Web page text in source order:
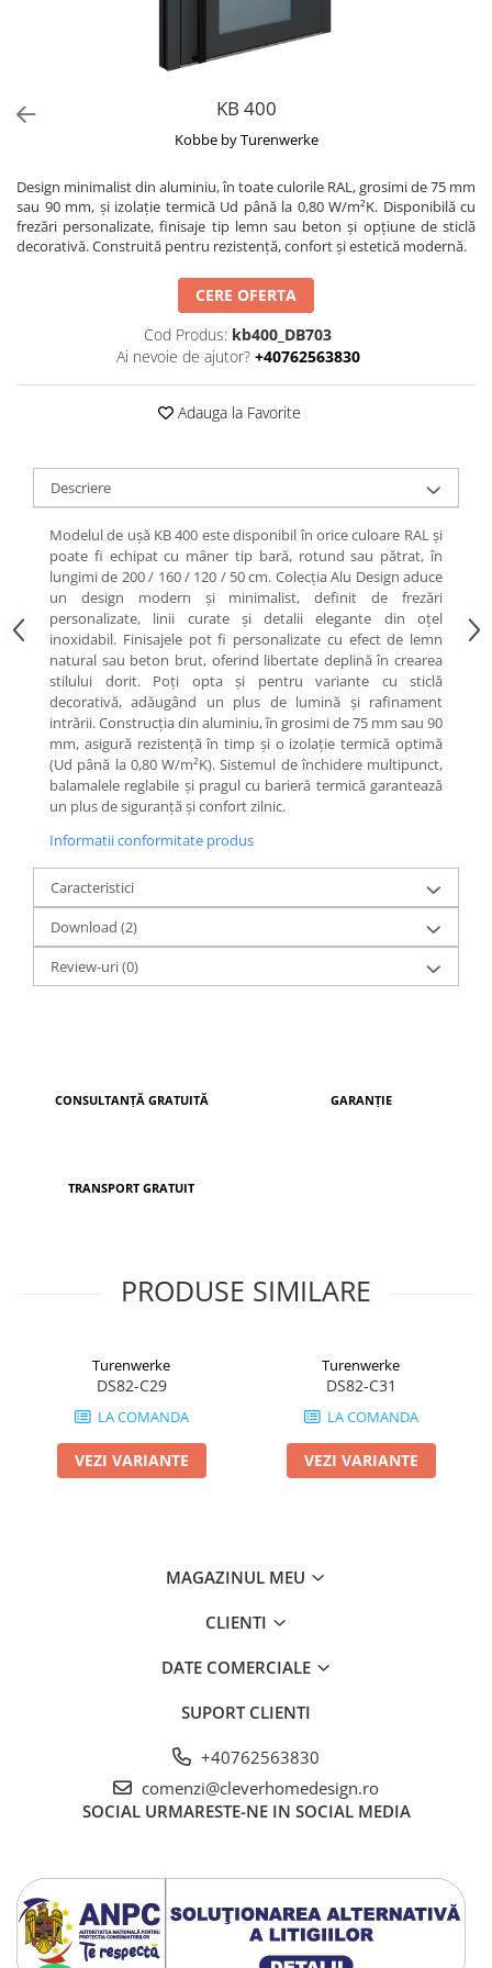
KB 400
Kobbe by Turenwerke
Design minimalist din aluminiu, în toate culorile RAL, grosimi de 75 mm
sau 90 mm, și izolație termică Ud până la 0,80 W/m²K. Disponibilă cu
frezări personalizate, finisaje tip lemn sau beton și opțiune de sticlă
decorativă. Construită pentru rezistență, confort și estetică modernă.
CERE OFERTA
Cod Produs: kb400_DB703
Ai nevoie de ajutor? +40762563830
Adauga la Favorite
Descriere
Modelul de ușă KB 400 este disponibil în orice culoare RAL și
poate fi echipat cu mâner tip bară, rotund sau pătrat, în
lungimi de 200 / 160 / 120 / 50 cm. Colecția Alu Design aduce
un design modern și minimalist, definit de frezări
personalizate, linii curate și detalii elegante din oțel
inoxidabil. Finisajele pot fi personalizate cu efect de lemn
natural sau beton brut, oferind libertate deplină în crearea
stilului dorit. Poți opta și pentru variante cu sticlă
decorativă, adăugând un plus de lumină și rafinament
intrării. Construcția din aluminiu, în grosimi de 75 mm sau 90
mm, asigură rezistență în timp și o izolație termică optimă
(Ud până la 0,80 W/m²K). Sistemul de închidere multipunct,
balamalele reglabile și pragul cu barieră termică garantează
un plus de siguranță și confort zilnic.
Informatii conformitate produs
Caracteristici
Download (2)
Review-uri(0)
CONSULTANȚĂ GRATUITĂ GARANȚIE
TRANSPORT GRATUIT
PRODUSE SIMILARE
Turenwerke
DS82-C29
LA COMANDA
VEZI VARIANTE
Turenwerke
DS82-C31
LA COMANDA
VEZI VARIANTE
MAGAZINUL MEU
CLIENTI
DATE COMERCIALE
SUPORT CLIENTI
+40762563830
comenzi@cleverhomedesign.ro
SOCIAL URMARESTE-NE IN SOCIAL MEDIA